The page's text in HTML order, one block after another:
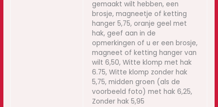
gemaakt wilt hebben, een
brosje, magneetje of ketting
hanger 5,75, oranje geel met
hak, geef aan in de
opmerkingen of u er een brosje,
magneet of ketting hanger van
wilt 6,50, Witte klomp met hak
6.75, Witte klomp zonder hak
5,75, midden groen (als de
voorbeeld foto) met hak 6,25,
Zonder hak 5,95